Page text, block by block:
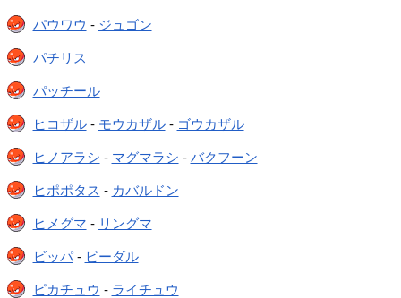
パウワウ - ジュゴン
パチリス
パッチール
ヒコザル- モウカザル- ゴウカザル
ヒノアラシ - マグマラシ - バクフーン
ヒポポタス - カバルドン
ヒメグマ - リングマ
ビッパ- ビーダル
ピカチュウ - ライチュウ